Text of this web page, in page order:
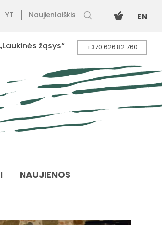
YT Naujienlaiškis EN
„Laukinės žąsys“ +370 626 82 760
NAUJIENOS